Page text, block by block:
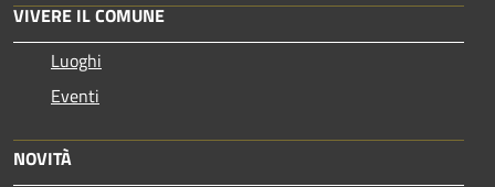
VIVERE IL COMUNE
Luoghi
Eventi
NOVITÀ